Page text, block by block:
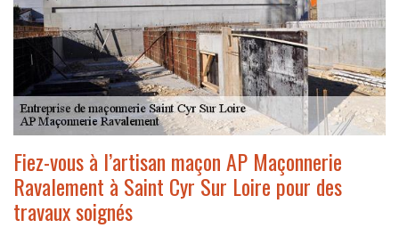
Fiez-vous à l’artisan maçon AP Maçonnerie
Ravalement à Saint Cyr Sur Loire pour des
travaux soignés